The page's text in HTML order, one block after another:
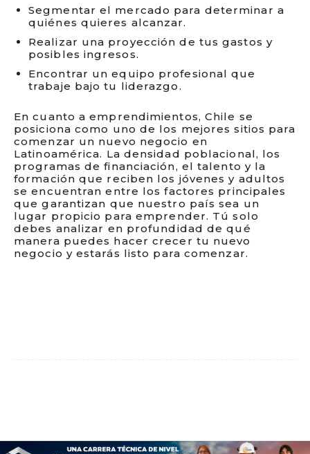
Segmentar el mercado para determinar a
quiénes quieres alcanzar.
Realizar una proyección de tus gastos y
posibles ingresos.
Encontrar un equipo profesional que
trabaje bajo tu liderazgo.
En cuanto a emprendimientos, Chile se
posiciona como uno de los mejores sitios para
comenzar un nuevo negocio en
Latinoamérica. La densidad poblacional, los
programas de financiación, el talento y la
formación que reciben los jóvenes y adultos
se encuentran entre los factores principales
que garantizan que nuestro país sea un
lugar propicio para emprender. Tú solo
debes analizar en profundidad de qué
manera puedes hacer crecer tu nuevo
negocio y estarás listo para comenzar.